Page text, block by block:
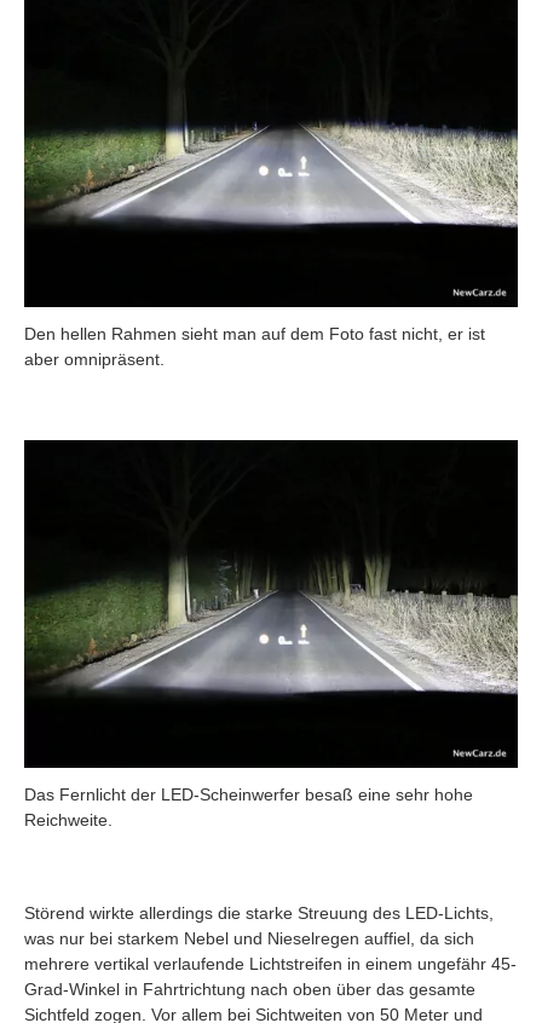
Den hellen Rahmen sieht man auf dem Foto fast nicht, er ist
aber omnipräsent.
Das Fernlicht der LED-Scheinwerfer besaß eine sehr hohe
Reichweite.
Störend wirkte allerdings die starke Streuung des LED-Lichts,
was nur bei starkem Nebel und Nieselregen auffiel, da sich
mehrere vertikal verlaufende Lichtstreifen in einem ungefähr 45-
Grad-Winkel in Fahrtrichtung nach oben über das gesamte
Sichtfeld zogen. Vor allem bei Sichtweiten von 50 Meter und